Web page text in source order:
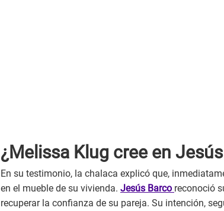
¿Melissa Klug cree en
En su testimonio, la chalaca explicó que,
en el mueble de su vivienda. Jesús Barco reconoció
recuperar la confianza de su pareja. Su intención,